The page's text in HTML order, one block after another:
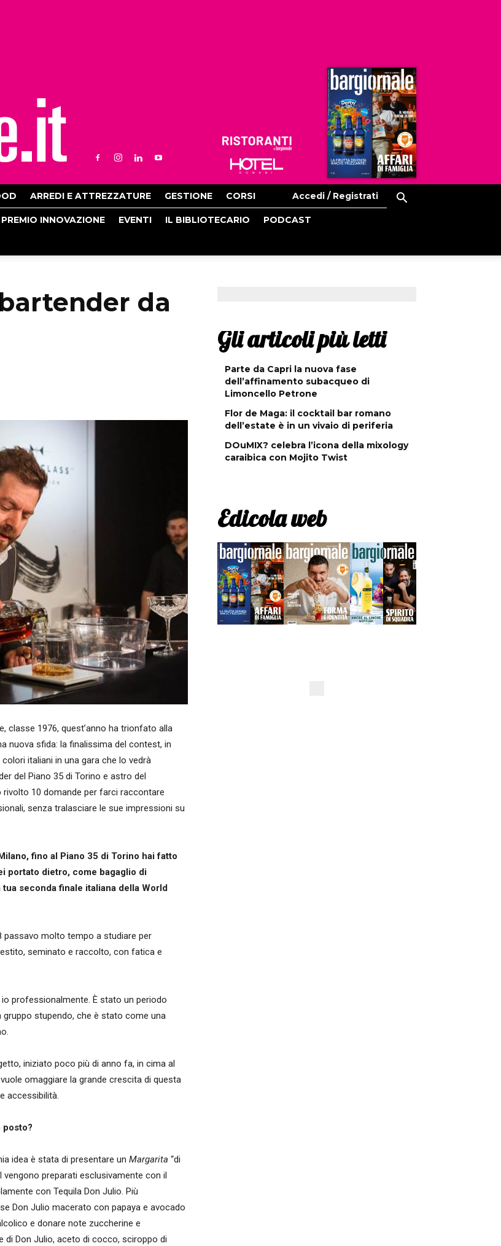
Ristoranti
Hoteldomani
ARREDI E ATTREZZATURE GESTIONE CORSI Accedi / Registrati
PREMIO INNOVAZIONE EVENTI IL BIBLIOTECARIO PODCAST
da
classe 1976, quest’anno ha trionfato alla
nuova sfida: la finalissima del contest, in
italiani in una gara che lo vedrà
del Piano 35 di Torino e astro del
rivolto 10 domande per farci raccontare
senza tralasciare le sue impressioni su
fino al Piano 35 di Torino hai fatto
portato dietro, come bagaglio di
seconda finale italiana della World
passavo molto tempo a studiare per
seminato e raccolto, con fatica e
professionalmente. È stato un periodo
stupendo, che è stato come una
iniziato poco più di anno fa, in cima al
omaggiare la grande crescita di questa
accessibilità.
idea è stata di presentare un Margarita “di
preparati esclusivamente con il
con Tequila Don Julio. Più
Don Julio macerato con papaya e avocado
e donare note zuccherine e
di Don Julio, aceto di cocco, sciroppo di
Gli articoli più letti
Parte da Capri la nuova fase
dell’affinamento subacqueo di
Limoncello Petrone
Flor de Maga: il cocktail bar romano
dell’estate è in un vivaio di periferia
DOuMIX? celebra l’icona della mixology
caraibica con Mojito Twist
Edicola web